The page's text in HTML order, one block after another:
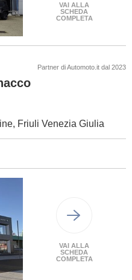
VAI ALLA
SCHEDA
COMPLETA
Partner di Automoto.it dal 2023
Friuli Venezia Giulia
VAI ALLA
SCHEDA
COMPLETA